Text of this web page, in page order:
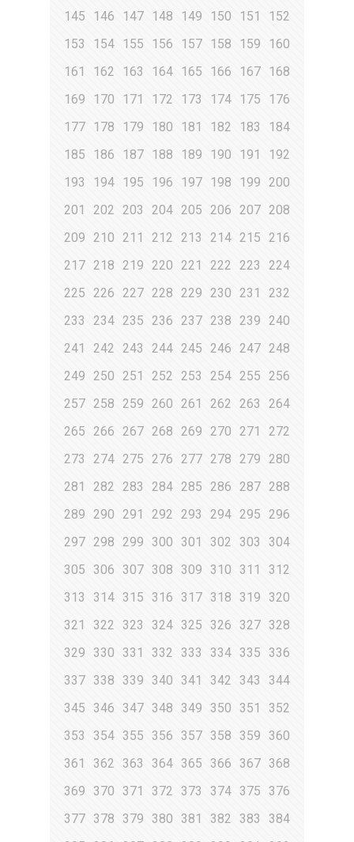
145
146 147 148 149 150 151
152
153
154 155 156 157 158 159
160
161
162 163 164 165 166 167 168
169
170 171 172 173 174 175
176
177 178 179 180 181 182 183
184
185
186 187 188 189 190 191
192
193
194 195 196 197 198 199 200
201
202 203 204 205 206 207 208
209 210 211 212 213 214 215 216
217 218 219 220 221 222 223
224
225 226 227 228 229 230 231
232
233
234 235 236 237 238 239 240
241
242 243 244 245 246 247 248
249 250 251 252 253 254 255 256
257 258 259 260 261 262 263
264
265 266 267 268 269 270 271
272
273
274 275 276 277 278 279 280
281
282 283 284 285 286 287 288
289 290 291 292 293 294 295 296
297 298 299 300 301 302 303
304
305
306 307 308 309 310 311
312
313
314 315 316 317 318 319
320
321
322 323 324 325 326 327 328
329
330 331 332 333 334 335
336
337 338 339 340 341 342 343
344
345
346 347 348 349 350 351
352
353
354 355 356 357 358 359 360
361
362 363 364 365 366 367 368
369
370 371 372 373 374 375 376
377 378 379 380 381 382 383
384